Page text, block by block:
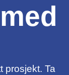
prosjekt. Ta